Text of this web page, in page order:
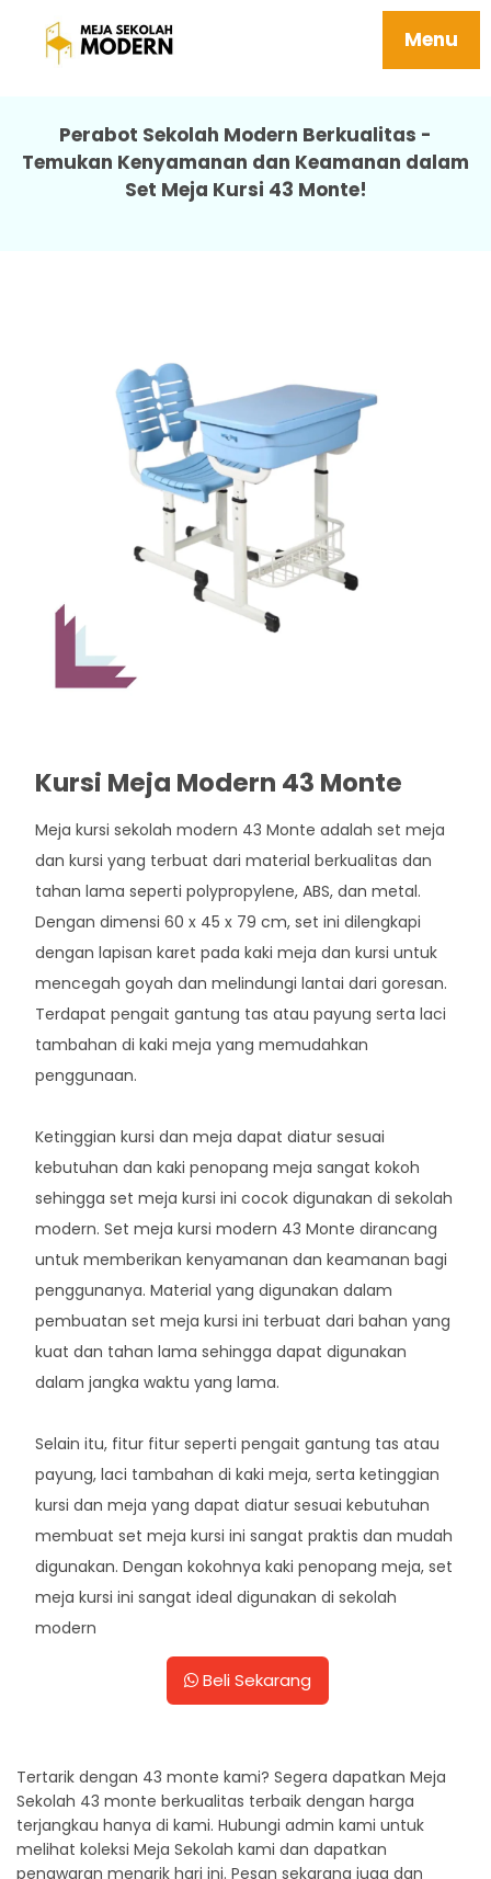
Menu
Meja Siswa Sd Ergonomis Harga
Terjangkau 43 Monte
Perabot Sekolah Modern Berkualitas -
Temukan Kenyamanan dan Keamanan dalam
Set Meja Kursi 43 Monte!
Kursi Meja Modern 43 Monte
Meja kursi sekolah modern 43 Monte adalah set meja
dan kursi yang terbuat dari material berkualitas dan
tahan lama seperti polypropylene, ABS, dan metal.
Dengan dimensi 60 x 45 x 79 cm, set ini dilengkapi
dengan lapisan karet pada kaki meja dan kursi untuk
mencegah goyah dan melindungi lantai dari goresan.
Terdapat pengait gantung tas atau payung serta laci
tambahan di kaki meja yang memudahkan
penggunaan.
Ketinggian kursi dan meja dapat diatur sesuai
kebutuhan dan kaki penopang meja sangat kokoh
sehingga set meja kursi ini cocok digunakan di sekolah
modern. Set meja kursi modern 43 Monte dirancang
untuk memberikan kenyamanan dan keamanan bagi
penggunanya. Material yang digunakan dalam
pembuatan set meja kursi ini terbuat dari bahan yang
kuat dan tahan lama sehingga dapat digunakan
dalam jangka waktu yang lama.
Selain itu, fitur fitur seperti pengait gantung tas atau
payung, laci tambahan di kaki meja, serta ketinggian
kursi dan meja yang dapat diatur sesuai kebutuhan
membuat set meja kursi ini sangat praktis dan mudah
digunakan. Dengan kokohnya kaki penopang meja, set
meja kursi ini sangat ideal digunakan di sekolah
modern
Beli Sekarang
Tertarik dengan 43 monte kami? Segera dapatkan Meja
Sekolah 43 monte berkualitas terbaik dengan harga
terjangkau hanya di kami. Hubungi admin kami untuk
melihat koleksi Meja Sekolah kami dan dapatkan
penawaran menarik hari ini. Pesan sekarang juga dan